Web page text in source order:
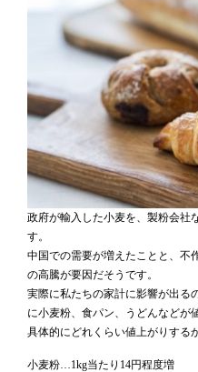
政府が輸入した小麦を、製粉会社
す。
中国での需要が増えたことと、不
の高騰が要因だそうです。
実際に私たちの家計に影響が出る
に小麦粉、食パン、うどんなどが
具体的にどれくらい値上がりする
小麦粉…1kg当たり14円程度増